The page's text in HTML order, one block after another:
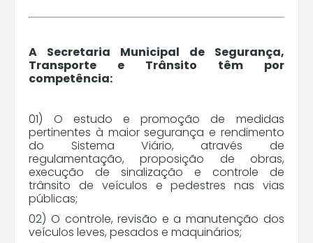
Secretaria de Pesca e Agricultura
Tecnologia
Secretaria de Segurança, Transporte e
Trânsito
Assessoria de Ações Institucionais e
Transparência
A Secretaria Municipal de Segurança,
Transporte e Trânsito têm por
competência:
01) O estudo e promoção de medidas
pertinentes à maior segurança e rendimento
do Sistema Viário, através de
regulamentação, proposição de obras,
execução de sinalização e controle de
trânsito de veículos e pedestres nas vias
públicas;
02) O controle, revisão e a manutenção dos
veículos leves, pesados e maquinários;